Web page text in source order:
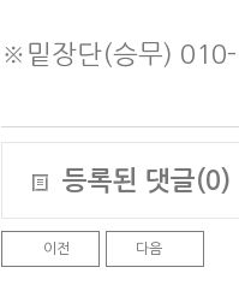
※밑장단(승무)
등록된 댓글(0)
이전 다음